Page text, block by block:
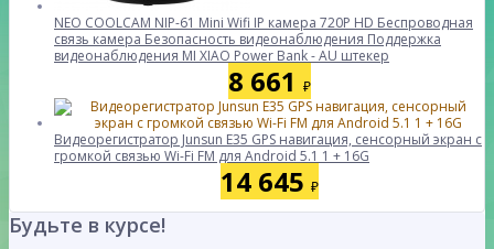
NEO COOLCAM NIP-61 Mini Wifi IP камера 720P HD Беспроводная
связь камера Безопасность видеонаблюдения Поддержка
видеонаблюдения MI XIAO Power Bank - AU штекер
8 661 ₽
Видеорегистратор Junsun E35 GPS навигация, сенсорный экран с
громкой связью Wi-Fi FM для Android 5.1 1 + 16G
14 645 ₽
Будьте в курсе!